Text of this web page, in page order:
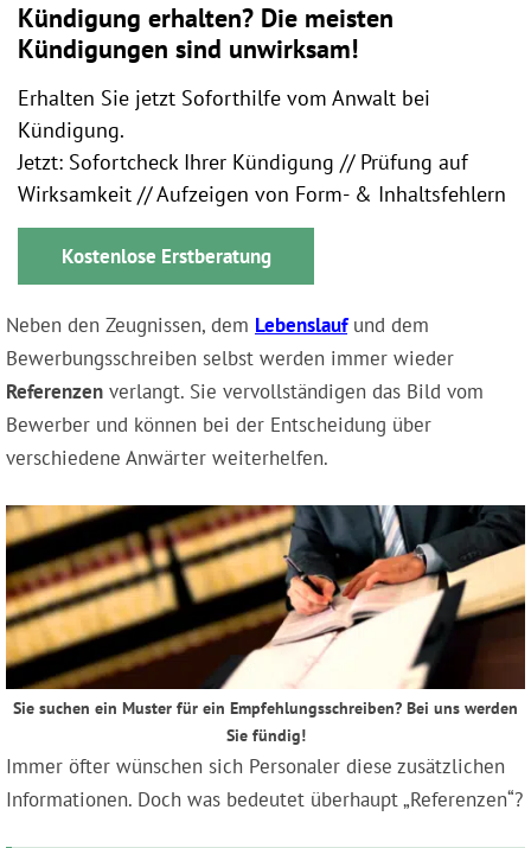
Kündigung erhalten? Die meisten
Kündigungen sind unwirksam!
Erhalten Sie jetzt Soforthilfe vom Anwalt bei
Kündigung.
Jetzt: Sofortcheck Ihrer Kündigung // Prüfung auf
Wirksamkeit // Aufzeigen von Form- & Inhaltsfehlern
Kostenlose Erstberatung
Neben den Zeugnissen, dem Lebenslaufund dem
Bewerbungsschreiben selbst werden immer wieder
Referenzen verlangt. Sie vervollständigen das Bild vom
Bewerber und können bei der Entscheidung über
verschiedene Anwärter weiterhelfen.
Sie suchen ein Muster für ein Empfehlungsschreiben? Bei uns werden
Sie fündig!
Immer öfter wünschen sich Personaler diese zusätzlichen
Informationen. Doch was bedeutet überhaupt „Referenzen“?